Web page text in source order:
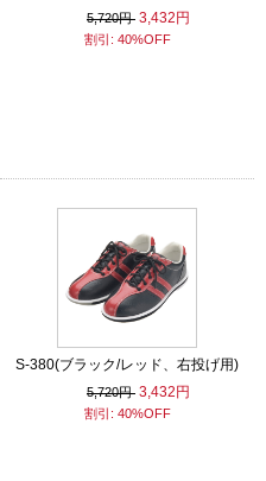
5,720円 3,432円
割引: 40%OFF
S-380(ブラック/レッド、右投げ用)
5,720円 3,432円
割引: 40%OFF